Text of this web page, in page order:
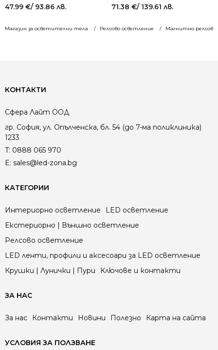
Магазин за осветителни тела Релсово осветление Магнитно релсово
47.99 €/ 93.86 лв. 71.38 €/ 139.61 лв.
КОНТАКТИ
Сфера Лайт ООД
гр. София, ул. Опълченска, бл. 54 (до 7-ма поликлиника)
1233
T: 0888 065 970
E: sales@led-zona.bg
КАТЕГОРИИ
Интериорно осветление
LED осветление
Екстериорно | Външно осветление
Релсово осветление
LED ленти, профили и аксесоари за LED осветление
Крушки | Лунички | Пури
Ключове и контакти
ЗА НАС
За нас Контакти Новини Полезно Карта на сайта
УСЛОВИЯ ЗА ПОЛЗВАНЕ